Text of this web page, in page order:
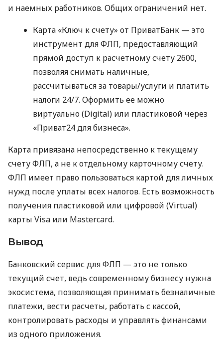
и наемных работников. Общих ограничений нет.
Карта «Ключ к счету» от ПриватБанк — это
инструмент для ФЛП, предоставляющий
прямой доступ к расчетному счету 2600,
позволяя снимать наличные,
рассчитываться за товары/услуги и платить
налоги 24/7. Оформить ее можно
виртуально (Digital) или пластиковой через
«Приват24 для бизнеса».
Карта привязана непосредственно к текущему
счету ФЛП, а не к отдельному карточному счету.
ФЛП имеет право пользоваться картой для личных
нужд после уплаты всех налогов. Есть возможность
получения пластиковой или цифровой (Virtual)
карты Visa или Mastercard.
Вывод
Банковский сервис для ФЛП — это не только
текущий счет, ведь современному бизнесу нужна
экосистема, позволяющая принимать безналичные
платежи, вести расчеты, работать с кассой,
контролировать расходы и управлять финансами
из одного приложения.